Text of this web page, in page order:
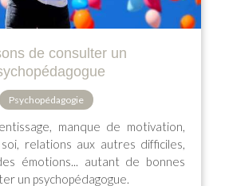
de consulter un
Psychopédagogie
manque de motivation,
relations aux autres difficiles,
émotions... autant de bonnes
un psychopédagogue.